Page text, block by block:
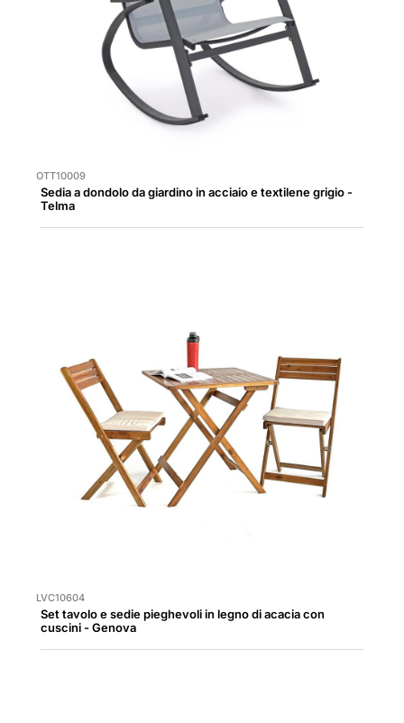
OTT10009
Sedia a dondolo da giardino in acciaio e textilene grigio -
Telma
LVC10604
Set tavolo e sedie pieghevoli in legno di acacia con
cuscini - Genova